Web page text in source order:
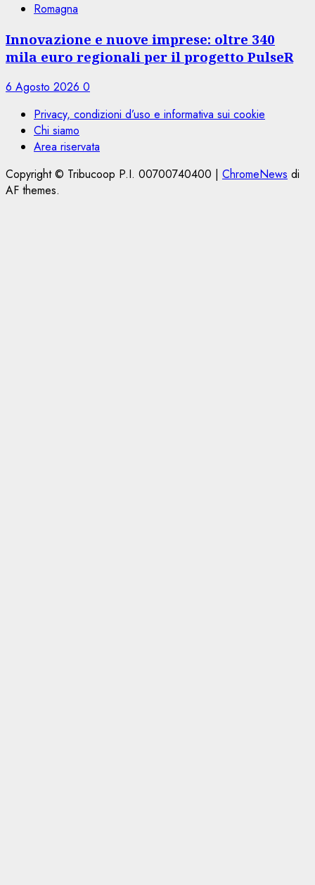
Romagna
Innovazione e nuove imprese: oltre 340
mila euro regionali per il progetto PulseR
6 Agosto 2026 0
Privacy, condizioni d’uso e informativa sui cookie
Chi siamo
Area riservata
Copyright © Tribucoop P.I. 00700740400 | ChromeNews di
AF themes.